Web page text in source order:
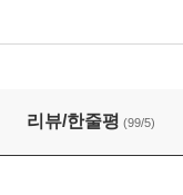
리뷰/한줄평 (99/5)